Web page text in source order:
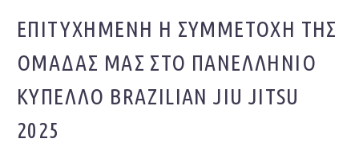
ΕΠΙΤΥΧΗΜΈΝΗ Η ΣΥΜΜΕΤΟΧΉ ΤΗΣ
ΟΜΆΔΑΣ ΜΑΣ ΣΤΟ ΠΑΝΕΛΛΉΝΙΟ
ΚΎΠΕΛΛΟ BRAZILIAN JIU JITSU
2025